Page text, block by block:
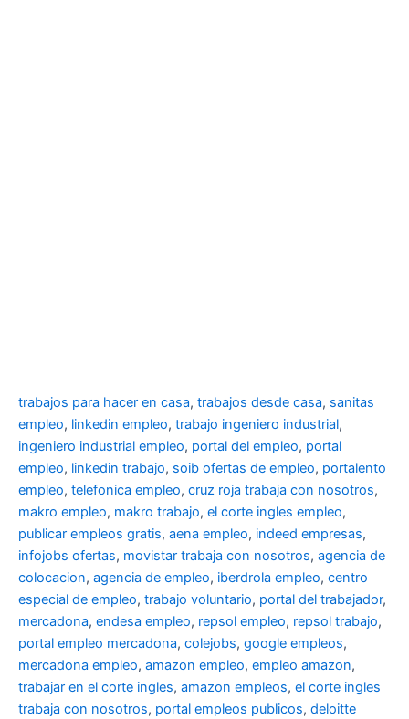
trabajos para hacer en casa, trabajos desde casa, sanitas
empleo, linkedin empleo, trabajo ingeniero industrial,
ingeniero industrial empleo, portal del empleo, portal
empleo, linkedin trabajo, soib ofertas de empleo, portalento
empleo, telefonica empleo, cruz roja trabaja con nosotros,
makro empleo, makro trabajo, el corte ingles empleo,
publicar empleos gratis, aena empleo, indeed empresas,
infojobs ofertas, movistar trabaja con nosotros, agencia de
colocacion, agencia de empleo, iberdrola empleo, centro
especial de empleo, trabajo voluntario, portal del trabajador,
mercadona, endesa empleo, repsol empleo, repsol trabajo,
portal empleo mercadona, colejobs, google empleos,
mercadona empleo, amazon empleo, empleo amazon,
trabajar en el corte ingles, amazon empleos, el corte ingles
trabaja con nosotros, portal empleos publicos, deloitte